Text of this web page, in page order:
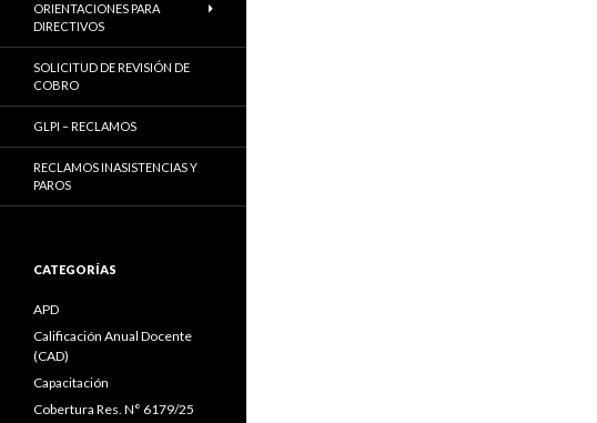
ORIENTACIONES PARA
DIRECTIVOS
SOLICITUD DE REVISIÓN DE
COBRO
GLPI – RECLAMOS
RECLAMOS INASISTENCIAS Y
PAROS
CATEGORÍAS
APD
Calificación Anual Docente
(CAD)
Capacitación
Cobertura Res. N° 6179/25